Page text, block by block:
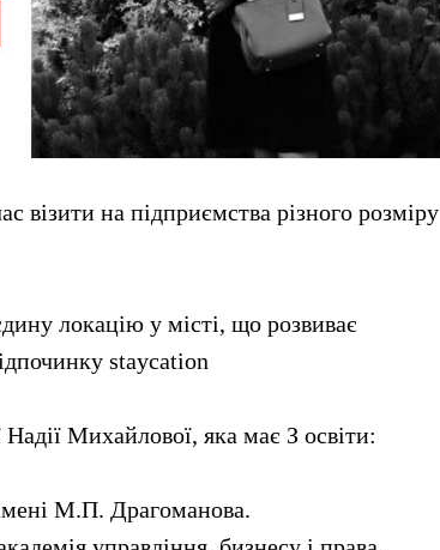
візити на підприємства різного розміру
локацію у місті, що розвиває
staycation
Михайлової, яка має З освіти:
М.П. Драгоманова.